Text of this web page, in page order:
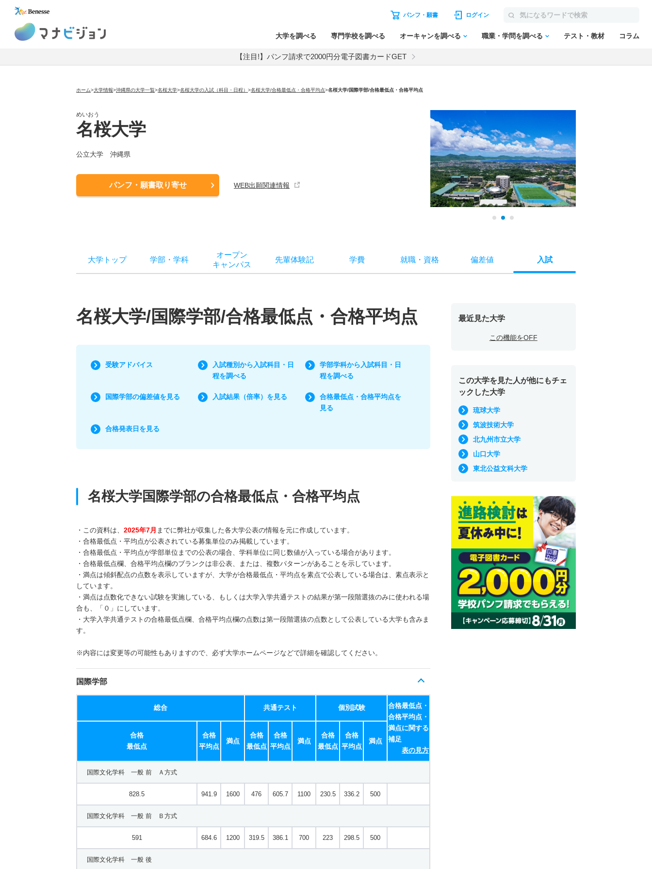
パンフ・願書 ログイン
大学を調べる 専門学校を調べる オーキャンを調べる 職業・学問を調べる テスト・教材 コラム
【注目!】パンフ請求で2000円分電子図書カードGET
ホーム>大学情報>沖縄県の大学一覧>名桜大学>名桜大学の入試（科目・日程） >名桜大学/合格最低点・合格平均点>名桜大学/国際学部/合格最低点・合格平均点
めいおう
名桜大学
公立大学 沖縄県
パンフ・願書取り寄せ WEB出願関連情報
大学トップ 学部 ・ 学科
オープン
キャンパス
先輩体験記 学費 就職・ 資格 偏差値 入試
名桜大学/国際学部/合格最低点・合格平均点
受験アドバイス
入試種別から入試科目・日
程を調べる
学部学科から入試科目・日
程を調べる
国際学部の偏差値を見る 入試結果（倍率）を見る
合格最低点・合格平均点を
見る
合格発表日を見る
名桜大学国際学部の合格最低点・合格平均点
・この資料は、 2025年7月 までに弊社が収集した各大学公表の情報を元に作成しています。
・合格最低点・平均点が公表されている募集単位のみ掲載しています。
・合格最低点・平均点が学部単位までの公表の場合、学科単位に同じ数値が入っている場合があります。
・合格最低点欄、合格平均点欄のブランクは非公表、または、複数パターンがあることを示しています。
・満点は傾斜配点の点数を表示していますが、大学が合格最低点・平均点を素点で公表している場合は、素点表示と
しています。
・満点は点数化できない試験を実施している、もしくは大学入学共通テストの結果が第一段階選抜のみに使われる場
合も、「０」にしています。
・大学入学共通テストの合格最低点欄、合格平均点欄の点数は第一段階選抜の点数として公表している大学も含みま
す。
※内容には変更等の可能性もありますので、必ず大学ホームページなどで詳細を確認してください。
国際学部
総合 共通テスト 個別試験
合格最低点・
合格平均点・
満点に関する
補足
表の見方
合格
最低点
合格
平均点
満点
合格
最低点
合格
平均点
満点
合格
最低点
合格
平均点
満点
国際文化学科 一般 前 Ａ方式
828.5 941.9 1600 476 605.7 1100 230.5 336.2 500
国際文化学科 一般 前 Ｂ方式
591 684.6 1200 319.5 386.1 700 223 298.5 500
国際文化学科 一般 後
最近見た大学
この機能をOFF
この大学を見た人が他にもチェ
ックした大学
琉球大学
筑波技術大学
北九州市立大学
山口大学
東北公益文科大学